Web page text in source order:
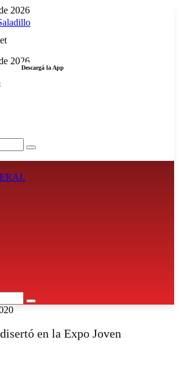
2026
2026
Descargá la App
en la Expo Joven